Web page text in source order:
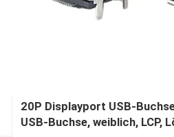
20P Displayport USB-
USB-Buchse, weiblich, LCP,